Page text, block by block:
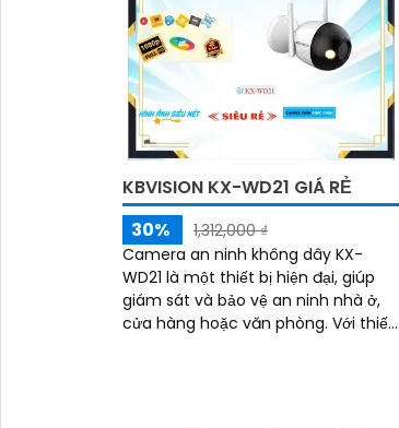
KBVISION KX-WD21 GIÁ RẺ
30%
1,312,000 ₫
Camera an ninh không dây KX-
WD21 là một thiết bị hiện đại, giúp
giám sát và bảo vệ an ninh nhà ở,
cửa hàng hoặc văn phòng. Với thiết